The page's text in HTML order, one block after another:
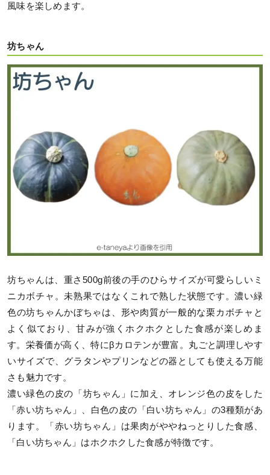
風味を楽しめます。
坊ちゃん
坊ちゃんは、重さ500g前後の手のひらサイズが可愛らしいミ
ニカボチャ。未熟果ではなくこれで熟した状態です。濃い緑
色の坊ちゃんかぼちゃは、形や肉質が一般的な栗カボチャと
よく似ており、甘みが強くホクホクとした食感が楽しめま
す。栄養価が高く、特にβカロテンが豊富。丸ごと調理しやす
いサイズで、グラタンやプリンなどの器としても使える万能
さも魅力です。
濃い緑色の皮の「坊ちゃん」に加え、オレンジ色の皮をした
「赤い坊ちゃん」、白色の皮の「白い坊ちゃん」の3種類があ
ります。「赤い坊ちゃん」は果肉がややねっとりした食感、
「白い坊ちゃん」はホクホクした食感が特徴です。